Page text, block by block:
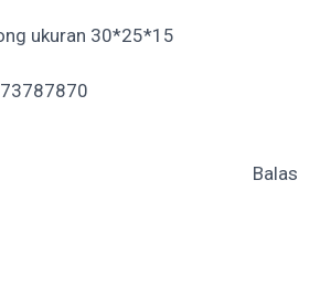
ukuran 30*25*15
Balas